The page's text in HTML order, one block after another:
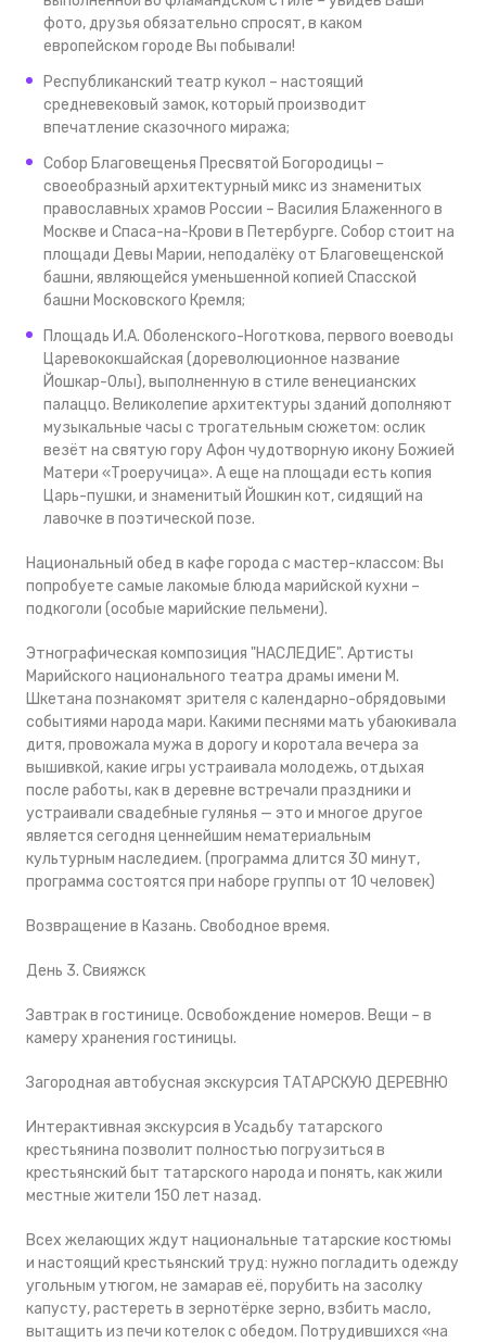
фото, друзья обязательно спросят, в каком
европейском городе Вы побывали!
Республиканский театр кукол – настоящий
средневековый замок, который производит
впечатление сказочного миража;
Собор Благовещенья Пресвятой Богородицы –
своеобразный архитектурный микс из знаменитых
православных храмов России – Василия Блаженного в
Москве и Спаса-на-Крови в Петербурге. Собор стоит на
площади Девы Марии, неподалёку от Благовещенской
башни, являющейся уменьшенной копией Спасской
башни Московского Кремля;
Площадь И.А. Оболенского-Ноготкова, первого воеводы
Царевококшайская (дореволюционное название
Йошкар-Олы), выполненную в стиле венецианских
палаццо. Великолепие архитектуры зданий дополняют
музыкальные часы с трогательным сюжетом: ослик
везёт на святую гору Афон чудотворную икону Божией
Матери «Троеручица». А еще на площади есть копия
Царь-пушки, и знаменитый Йошкин кот, сидящий на
лавочке в поэтической позе.
Национальный обед в кафе города с мастер-классом: Вы
попробуете самые лакомые блюда марийской кухни –
подкоголи (особые марийские пельмени).
Этнографическая композиция "НАСЛЕДИЕ". Артисты
Марийского национального театра драмы имени М.
Шкетана познакомят зрителя с календарно-обрядовыми
событиями народа мари. Какими песнями мать убаюкивала
дитя, провожала мужа в дорогу и коротала вечера за
вышивкой, какие игры устраивала молодежь, отдыхая
после работы, как в деревне встречали праздники и
устраивали свадебные гулянья — это и многое другое
является сегодня ценнейшим нематериальным
культурным наследием. (программа длится 30 минут,
программа состоятся при наборе группы от 10 человек)
Возвращение в Казань. Свободное время.
День 3. Свияжск
Завтрак в гостинице. Освобождение номеров. Вещи – в
камеру хранения гостиницы.
Загородная автобусная экскурсия ТАТАРСКУЮ ДЕРЕВНЮ
Интерактивная экскурсия в Усадьбу татарского
крестьянина позволит полностью погрузиться в
крестьянский быт татарского народа и понять, как жили
местные жители 150 лет назад.
Всех желающих ждут национальные татарские костюмы
и настоящий крестьянский труд: нужно погладить одежду
угольным утюгом, не замарав её, порубить на засолку
капусту, растереть в зернотёрке зерно, взбить масло,
вытащить из печи котелок с обедом. Потрудившихся «на